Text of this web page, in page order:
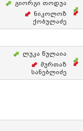
Გიორგი Თოდუა
Ნიკოლოზ
Ქობულაძე
Ლუკა Წულაია
Მურთაზ
Სანებლიძე